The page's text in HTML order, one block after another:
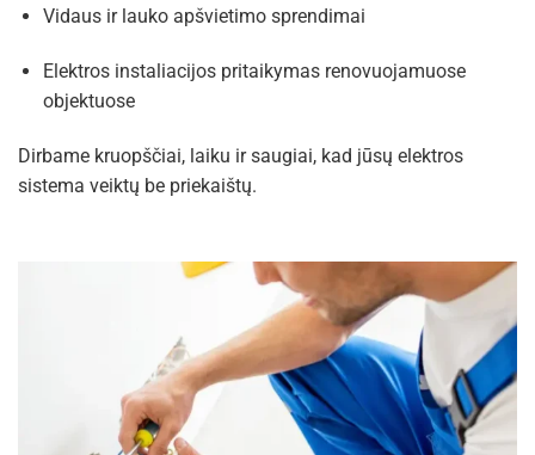
Vidaus ir lauko apšvietimo sprendimai
Elektros instaliacijos pritaikymas renovuojamuose
objektuose
Dirbame kruopščiai, laiku ir saugiai, kad jūsų elektros
sistema veiktų be priekaištų.